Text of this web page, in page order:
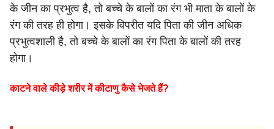
के जीन काप्रभुत्व है, तो बच्चे के बालों का रंग भी माता के बालों के
रंग की तरह हीहोगा। इसके विपरीत यदि पिता की जीन अधिक
प्रभुत्वशाली है, तो बच्चे केबालों का रंग पिता के बालों की तरह
होगा।
काटने वाले कीड़े शरीर में कीटाणु कैसे भेजते हैं?